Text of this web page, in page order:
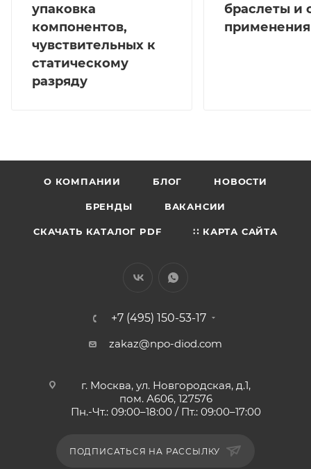
упаковка
компонентов,
чувствительных к
статическому
разряду
браслеты и
применения
О КОМПАНИИ БЛОГ НОВОСТИ
БРЕНДЫ ВАКАНСИИ
СКАЧАТЬ КАТАЛОГ PDF ∷ КАРТА САЙТА
+7 (495) 150-53-17
zakaz@npo-diod.com
г. Москва, ул. Новгородская, д.1,
пом. А606, 127576
Пн.-Чт.: 09:00–18:00 / Пт.: 09:00–17:00
ПОДПИСАТЬСЯ НА РАССЫЛКУ